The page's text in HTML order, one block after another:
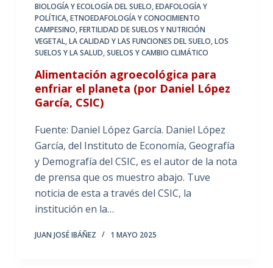
BIOLOGÍA Y ECOLOGÍA DEL SUELO,EDAFOLOGÍA Y
POLÍTICA,ETNOEDAFOLOGÍA Y CONOCIMIENTO
CAMPESINO,FERTILIDAD DE SUELOS Y NUTRICIÓN
VEGETAL,LA CALIDAD Y LAS FUNCIONES DEL SUELO,LOS
SUELOS Y LA SALUD,SUELOS Y CAMBIO CLIMÁTICO
Alimentación agroecológica para
enfriar el planeta (por Daniel López
García, CSIC)
Fuente: Daniel López García. Daniel López
García, del Instituto de Economía, Geografía
y Demografía del CSIC, es el autor de la nota
de prensa que os muestro abajo. Tuve
noticia de esta a través del CSIC, la
institución en la…
JUAN JOSÉ IBÁÑEZ 1 MAYO 2025